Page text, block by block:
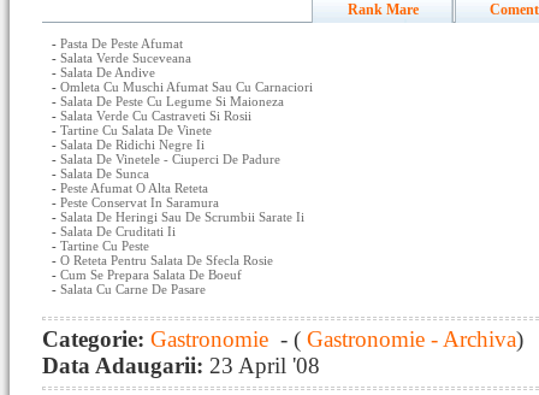
Rank Mare
- Pasta De Peste Afumat
- Salata Verde Suceveana
- Salata De Andive
- Omleta Cu Muschi Afumat Sau Cu Carnaciori
- Salata De Peste Cu Legume Si Maioneza
- Salata Verde Cu Castraveti Si Rosii
- Tartine Cu Salata De Vinete
- Salata De Ridichi Negre Ii
- Salata De Vinetele - Ciuperci De Padure
- Salata De Sunca
- Peste Afumat O Alta Reteta
- Peste Conservat In Saramura
- Salata De Heringi Sau De Scrumbii Sarate Ii
- Salata De Cruditati Ii
- Tartine Cu Peste
- O Reteta Pentru Salata De Sfecla Rosie
- Cum Se Prepara Salata De Boeuf
- Salata Cu Carne De Pasare
Categorie: Gastronomie - ( Gastronomie - Archiva)
Data Adaugarii: 23 April '08